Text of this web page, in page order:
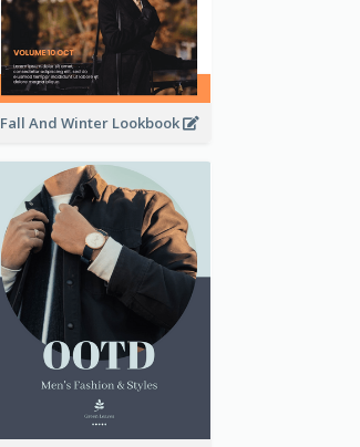
Fall And Winter Lookbook